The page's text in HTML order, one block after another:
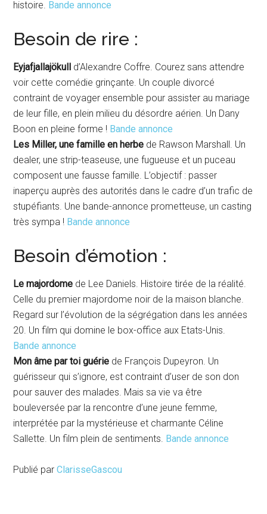
histoire. Bande annonce
Besoin de rire :
Eyjafjallajökull d’Alexandre Coffre. Courez sans attendre
voir cette comédie grinçante. Un couple divorcé
contraint de voyager ensemble pour assister au mariage
de leur fille, en plein milieu du désordre aérien. Un Dany
Boon en pleine forme ! Bande annonce
Les Miller, une famille en herbe de Rawson Marshall. Un
dealer, une strip-teaseuse, une fugueuse et un puceau
composent une fausse famille. L’objectif : passer
inaperçu auprès des autorités dans le cadre d’un trafic de
stupéfiants. Une bande-annonce prometteuse, un casting
très sympa ! Bande annonce
Besoin d’émotion :
Le majordome de Lee Daniels. Histoire tirée de la réalité.
Celle du premier majordome noir de la maison blanche.
Regard sur l’évolution de la ségrégation dans les années
20. Un film qui domine le box-office aux Etats-Unis.
Bande annonce
Mon âme par toi guérie de François Dupeyron. Un
guérisseur qui s’ignore, est contraint d’user de son don
pour sauver des malades. Mais sa vie va être
bouleversée par la rencontre d’une jeune femme,
interprétée par la mystérieuse et charmante Céline
Sallette. Un film plein de sentiments. Bande annonce
Publié parClarisseGascou